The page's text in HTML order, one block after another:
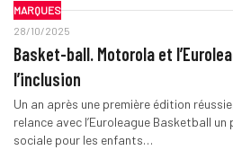
MARQUES
28/10/2025
Basket-ball. Motorola et
l’inclusion
Un an après une première édition
relance avec l’Euroleague Basketball un
sociale pour les enfants…